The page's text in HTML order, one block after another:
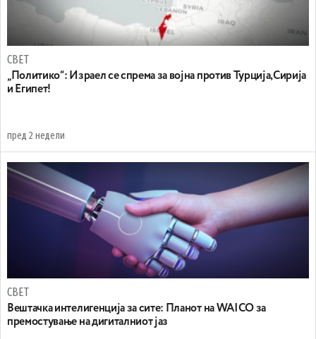
СВЕТ
„Политико“: Израел се спрема за војна против Турција,Сирија
и Египет!
пред 2 недели
СВЕТ
Вештачка интелигенција за сите: Планот на WAICO за
премостување на дигиталниот јаз